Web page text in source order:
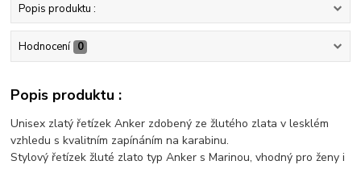
Popis produktu :
Hodnocení 0
Popis produktu :
Unisex zlatý řetízek Anker zdobený ze žlutého zlata v lesklém
vzhledu s kvalitním zapínáním na karabinu.
Stylový řetízek žluté zlato typ Anker s Marinou, vhodný pro ženy i